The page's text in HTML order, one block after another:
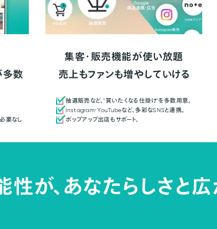
多数
要なし
集客・販売機能が使い放題
売上もファンも増やしていける
抽選販売など、"買いたくなる仕掛け"を多数用意。
Instagram・YouTubeなど、多彩なSNSと連携。
ポップアップ出店もサポート。
が、あなたらしさと広